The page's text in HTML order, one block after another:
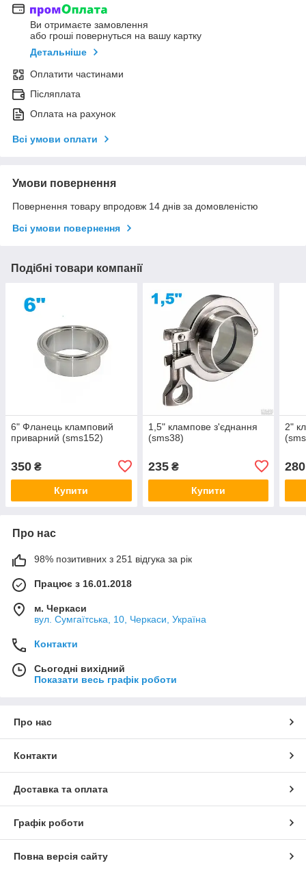
Ви отримаєте замовлення
або гроші повернуться на вашу картку
Детальніше
Оплатити частинами
Післяплата
Оплата на рахунок
Всі умови оплати
Умови повернення
Повернення товару впродовж 14 днів за домовленістю
Всі умови повернення
Подібні товари компанії
6" Фланець кламповий
приварний (sms152)
350 ₴
Купити
1,5" клампове з'єднання
(sms38)
235₴
Купити
2"
280
Про нас
98% позитивних з 251 відгука за рік
Працює з 16.01.2018
м. Черкаси
вул. Сумгаїтська, 10, Черкаси, Україна
Контакти
Сьогодні вихідний
Показати весь графік роботи
Про нас
Контакти
Доставка та оплата
Графік роботи
Повна версія сайту